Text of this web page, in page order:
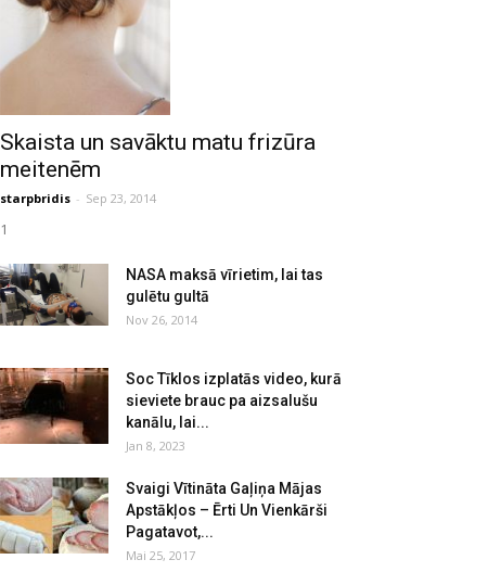
Skaista un savāktu matu frizūra
meitenēm
starpbridis - Sep 23, 2014
1
NASA maksā vīrietim, lai tas
gulētu gultā
Nov 26, 2014
Soc Tīklos izplatās video, kurā
sieviete brauc pa aizsalušu
kanālu, lai...
Jan 8, 2023
Svaigi Vītināta Gaļiņa Mājas
Apstākļos – Ērti Un Vienkārši
Pagatavot,...
Mai 25, 2017